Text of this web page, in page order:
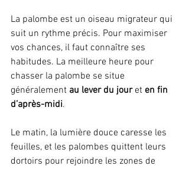
La palombe est un oiseau migrateur qui
suit un rythme précis. Pour maximiser
vos chances, il faut connaître ses
habitudes. La meilleure heure pour
chasser la palombe se situe
généralement au lever du jour et en fin
d’après-midi.
Le matin, la lumière douce caresse les
feuilles, et les palombes quittent leurs
dortoirs pour rejoindre les zones de